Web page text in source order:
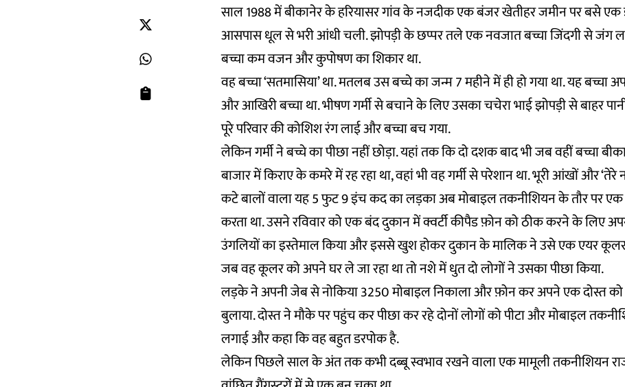
साल 1988 में बीकानेर के हरियासर गांव के नजदीक एक बंजर खेतीहर जमीन पर बसे
आसपास धूल से भरी आंधी चली. झोपड़ी के छप्पर तले एक नवजात बच्चा जिंदगी से जंग
बच्चा कम वजन और कुपोषण का शिकार था.
वह बच्चा ‘सतमासिया’ था. मतलब उस बच्चे का जन्म 7 महीने में ही हो गया था. यह बच्चा
और आखिरी बच्चा था. भीषण गर्मी से बचाने के लिए उसका चचेरा भाई झोपड़ी से बाहर
पूरे परिवार की कोशिश रंग लाई और बच्चा बच गया.
लेकिन गर्मी ने बच्चे का पीछा नहीं छोड़ा. यहां तक कि दो दशक बाद भी जब वहीं बच्चा
बाजार में किराए के कमरे में रह रहा था, वहां भी वह गर्मी से परेशान था. भूरी आंखों और ‘तेरे
कटे बालों वाला यह 5 फुट 9 इंच कद का लड़का अब मोबाइल तकनीशियन के तौर पर
करता था. उसने रविवार को एक बंद दुकान में क्वर्टी कीपैड फ़ोन को ठीक करने के लिए
उंगलियों का इस्तेमाल किया और इससे खुश होकर दुकान के मालिक ने उसे एक एयर
जब वह कूलर को अपने घर ले जा रहा था तो नशे में धुत दो लोगों ने उसका पीछा किया.
लड़के ने अपनी जेब से नोकिया 3250 मोबाइल निकाला और फ़ोन कर अपने एक दोस्त
बुलाया. दोस्त ने मौके पर पहुंच कर पीछा कर रहे दोनों लोगों को पीटा और मोबाइल
लगाई और कहा कि वह बहुत डरपोक है.
लेकिन पिछले साल के अंत तक कभी दब्बू स्वभाव रखने वाला एक मामूली तकनीशियन